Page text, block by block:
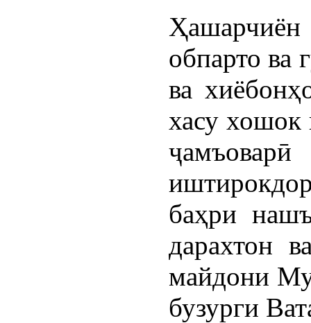
обпарто ва
ва
хасу хошок
баҳри
дарахтон
майдони
бузурги